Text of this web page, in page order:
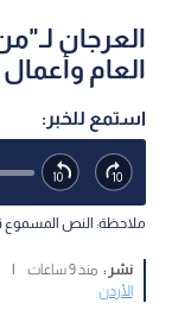
العام وأعمال
استمع للخبر:
ملاحظة: النص المسموع
نشر : منذ 9 ساعات
الأردن